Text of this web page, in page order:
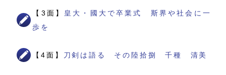
【3面】 皇大・國大で卒業式 斯界や社会に一
歩を
【4面】 刀剣は語る その陸拾捌 千種 清美